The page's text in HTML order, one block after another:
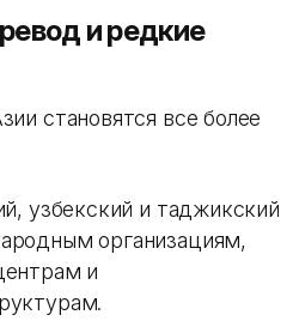
и редкие
становятся все более
узбекский и таджикский
организациям,
и